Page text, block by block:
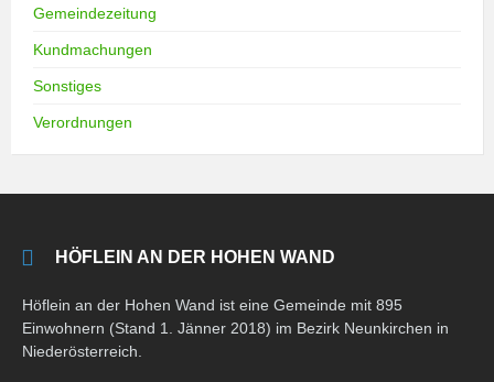
Gemeindezeitung
Kundmachungen
Sonstiges
Verordnungen
HÖFLEIN AN DER HOHEN WAND
Höflein an der Hohen Wand ist eine Gemeinde mit 895
Einwohnern (Stand 1. Jänner 2018) im Bezirk Neunkirchen in
Niederösterreich.